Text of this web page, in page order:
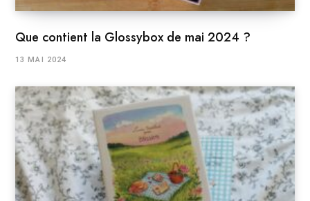
Que contient la Glossybox de mai 2024 ?
13 MAI 2024